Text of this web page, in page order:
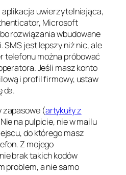
uwierzytelniająca,
Microsoft
rozwiązania wbudowane
SMS jest lepszy niż nic, ale
telefonu można próbować
Jeśli masz konto
i profil firmowy, ustaw
da.
zapasowe (artykuły z
na pulpicie, nie w mailu
do którego masz
Z mojego
brak takich kodów
problem, a nie samo